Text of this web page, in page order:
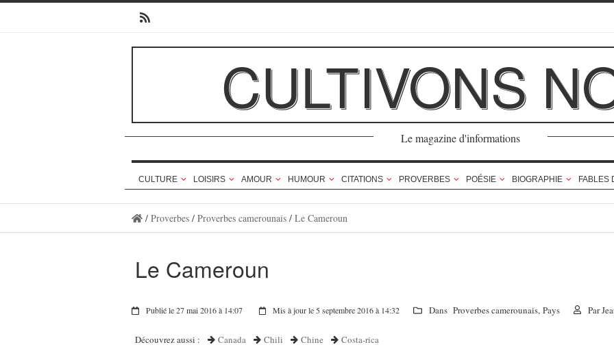
CULTIVONS
Le magazine d'informations
CULTURE LOISIRS AMOUR HUMOUR CITATIONS PROVERBES POÉSIE BIOGRAPHIE FABLES
/ Proverbes/ Proverbes camerounais/ Le Cameroun
Le Cameroun
Publié le 27 mai 2016 à 14:07 Mis à jour le 5 septembre 2016 à 14:32 Dans Proverbes camerounais, Pays Par
Découvrez aussi : Canada Chili Chine Costa-rica